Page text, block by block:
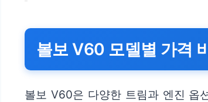
볼보 V60 모델별 가격
볼보 V60은 다양한 트림과 엔진 옵